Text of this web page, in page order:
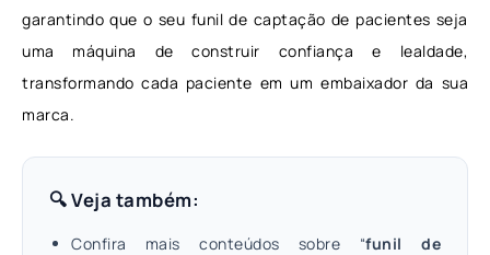
garantindo que o seu funil de captação de pacientes seja
uma máquina de construir confiança e lealdade,
transformando cada paciente em um embaixador da sua
marca.
🔍 Veja também:
Confira mais conteúdos sobre “funil de